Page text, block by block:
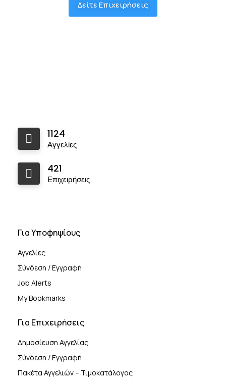
Δείτε Επιχειρήσεις
1124
Αγγελίες
421
Επιχειρήσεις
Για Υποφηψίους
Αγγελίες
Σύνδεση / Εγγραφή
Job Alerts
My Bookmarks
Για Επιχειρήσεις
Δημοσίευση Αγγελίας
Σύνδεση / Εγγραφή
Πακέτα Αγγελιών – Τιμοκατάλογος